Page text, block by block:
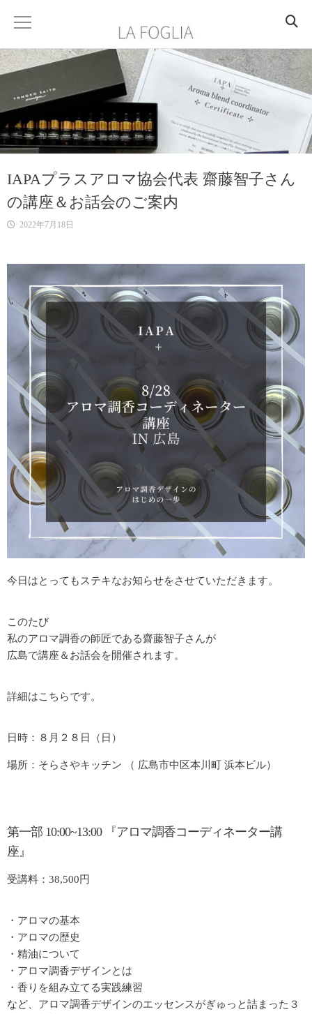
ABOUT
PROFILE
ACCESS
SERVICE
香りを学ぶ
香りを活かす
お知らせ
サロンのこと
精油のこと
CONTACT
IAPAプラスアロマ協会代表 齋藤智子さん
の講座＆お話会のご案内
2022年7月18日
今日はとってもステキなお知らせをさせていただきます。
このたび
私のアロマ調香の師匠である齋藤智子さんが
広島で講座＆お話会を開催されます。
詳細はこちらです。
日時：８月２８日（日）
場所：そらさやキッチン （ 広島市中区本川町 浜本ビル）
第一部 10:00~13:00 『アロマ調香コーディネーター講
座』
受講料：38,500円
・アロマの基本
・アロマの歴史
・精油について
・アロマ調香デザインとは
・香りを組み立てる実践練習
など、アロマ調香デザインのエッセンスがぎゅっと詰まった３